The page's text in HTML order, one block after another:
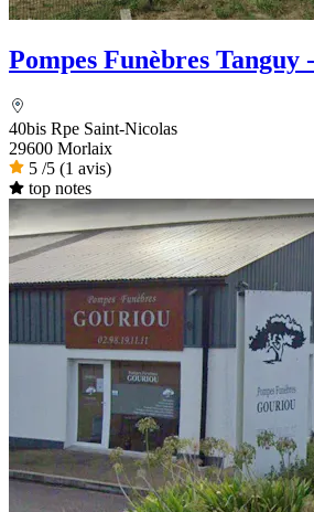
Pompes Funèbres Tanguy
40bis Rpe Saint-Nicolas
29600 Morlaix
5 /5 (1 avis)
top notes